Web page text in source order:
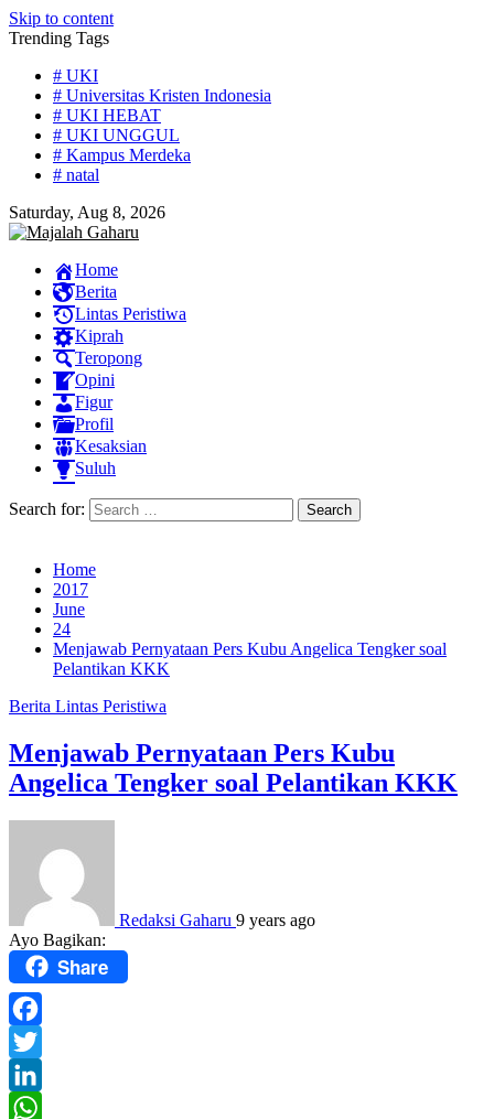
Skip to content
Trending Tags
# UKI
# Universitas Kristen Indonesia
# UKI HEBAT
# UKI UNGGUL
# Kampus Merdeka
# natal
Saturday, Aug 8, 2026
Home
Berita
Lintas Peristiwa
Kiprah
Teropong
Opini
Figur
Profil
Kesaksian
Suluh
Search for:
Home
2017
June
24
Menjawab Pernyataan Pers Kubu Angelica Tengker soal
Pelantikan KKK
Berita Lintas Peristiwa
Menjawab Pernyataan Pers Kubu
Angelica Tengker soal Pelantikan KKK
Redaksi Gaharu 9 years ago
Ayo Bagikan:
Share
Facebook
Twitter
LinkedIn